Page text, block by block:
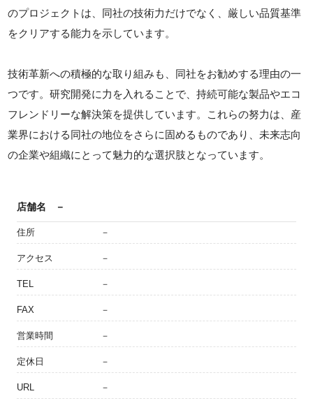
のプロジェクトは、同社の技術力だけでなく、厳しい品質基準
をクリアする能力を示しています。
技術革新への積極的な取り組みも、同社をお勧めする理由の一
つです。研究開発に力を入れることで、持続可能な製品やエコ
フレンドリーな解決策を提供しています。これらの努力は、産
業界における同社の地位をさらに固めるものであり、未来志向
の企業や組織にとって魅力的な選択肢となっています。
店舗名 －
住所 －
アクセス －
TEL －
FAX －
営業時間 －
定休日 －
URL －